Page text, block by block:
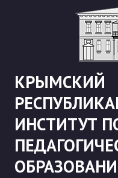
КРЫМСКИЙ
ИНСТИТУТ